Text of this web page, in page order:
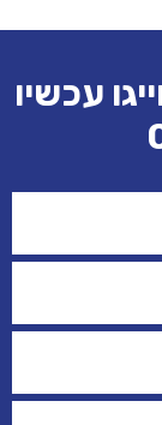
עכשיו